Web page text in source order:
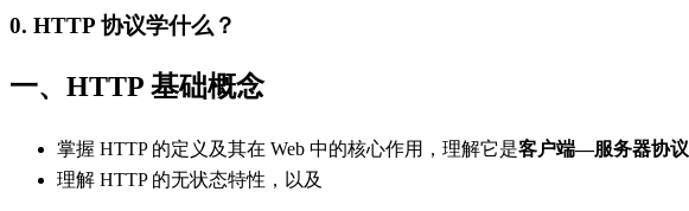
0. HTTP 协议学什么？
一、HTTP 基础概念
掌握 HTTP 的定义及其在 Web 中的核心作用，理解它是客户端—服务器协议
理解 HTTP 的无状态特性，以及